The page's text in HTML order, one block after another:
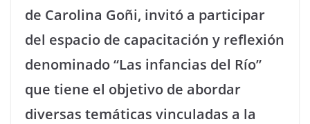
de Carolina Goñi, invitó a participar
del espacio de capacitación y reflexión
denominado “Las infancias del Río”
que tiene el objetivo de abordar
diversas temáticas vinculadas a la